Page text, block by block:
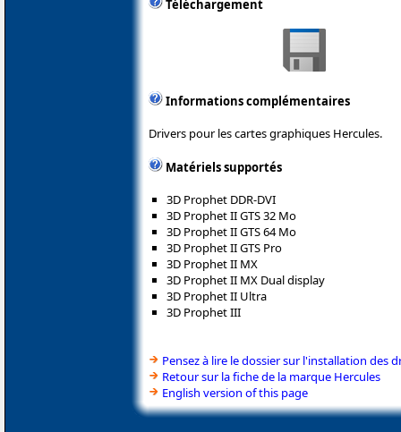
Téléchargement
Informations complémentaires
Drivers pour les cartes graphiques Hercules.
Matériels supportés
3D Prophet DDR-DVI
3D Prophet II GTS 32 Mo
3D Prophet II GTS 64 Mo
3D Prophet II GTS Pro
3D Prophet II MX
3D Prophet II MX Dual display
3D Prophet II Ultra
3D Prophet III
Pensez à lire le dossier sur l'installation des
Retour sur la fiche de la marque Hercules
English version of this page